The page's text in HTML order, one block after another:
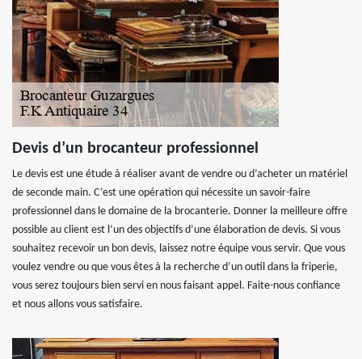
Devis d’un brocanteur professionnel
Le devis est une étude à réaliser avant de vendre ou d’acheter un matériel
de seconde main. C’est une opération qui nécessite un savoir-faire
professionnel dans le domaine de la brocanterie. Donner la meilleure offre
possible au client est l’un des objectifs d’une élaboration de devis. Si vous
souhaitez recevoir un bon devis, laissez notre équipe vous servir. Que vous
voulez vendre ou que vous êtes à la recherche d’un outil dans la friperie,
vous serez toujours bien servi en nous faisant appel. Faite-nous confiance
et nous allons vous satisfaire.